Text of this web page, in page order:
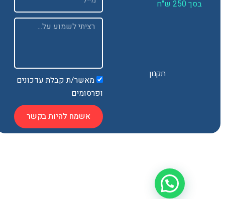
Message
מאשר/ת קבלת עדכונים
ופרסומים
אשמח להיות בקשר